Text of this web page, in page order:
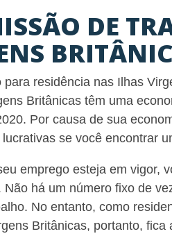
DE
para residência nas Ilhas
Britânicas têm uma
Por causa de sua
se você encontrar
emprego esteja em vigor,
Não há um número fixo de
No entanto, como
Britânicas, portanto,